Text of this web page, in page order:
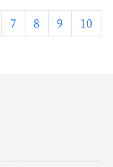
7 8 9 10